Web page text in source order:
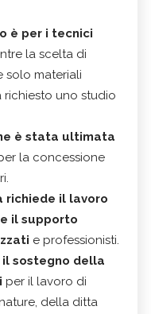
è per i tecnici
la scelta di
solo materiali
uno studio
è stata ultimata
la concessione
richiede il lavoro
il supporto
e professionisti.
sostegno della
per il lavoro di
della ditta